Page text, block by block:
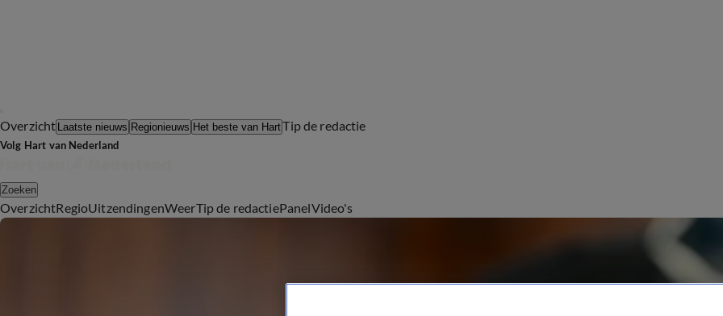
Overzicht Laatste nieuws Regionieuws Het beste van HartTip de redactie
Volg Hart van Nederland
Zoeken
OverzichtRegioUitzendingenWeerTip de redactiePanelVideo's